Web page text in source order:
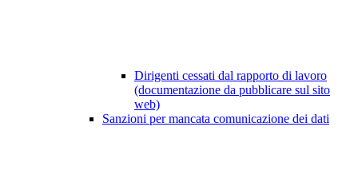
Dirigenti cessati dal rapporto di lavoro
(documentazione da pubblicare sul sito
web)
Sanzioni per mancata comunicazione dei dati